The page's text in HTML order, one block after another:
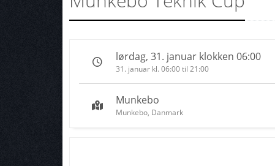
lørdag, 31. januar klokken 06:00
31. januar kl. 06:00 til 21:00
Munkebo
Munkebo, Danmark